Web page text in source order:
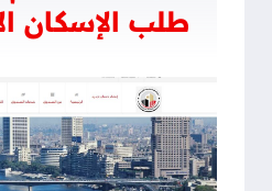
طلب الإسكان